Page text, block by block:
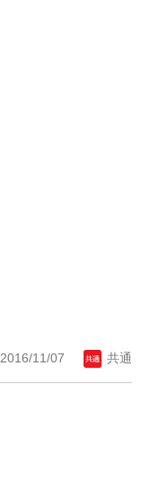
2016/11/07 共通